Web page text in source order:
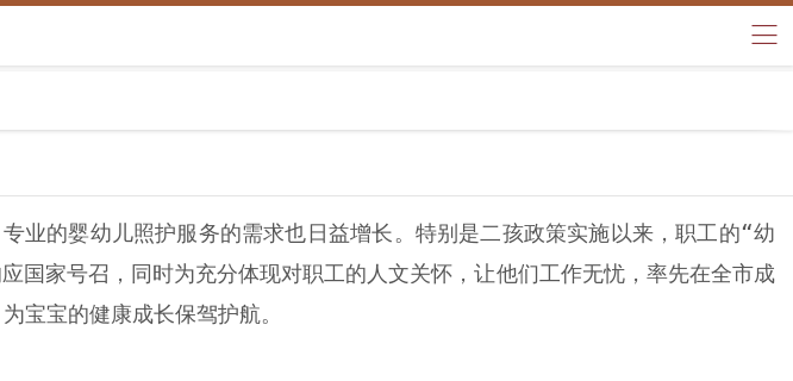
业的婴幼儿照护服务的需求也日益增长。特别是二孩政策实施以来，职工的“幼
家号召，同时为充分体现对职工的人文关怀，让他们工作无忧，率先在全市成
宝宝的健康成长保驾护航。